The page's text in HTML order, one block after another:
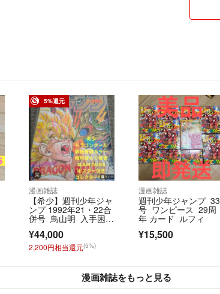
5%還元
漫画雑誌
【希少】週刊少年ジャ
ンプ 1992年21・22合
併号 鳥山明 入手困
¥44,000
2,200円相当還元(5%)
漫画雑誌
週刊少年ジャンプ 33
号 ワンピース 29周
年 カード ルフィ
¥15,500
漫画雑誌をもっと見る